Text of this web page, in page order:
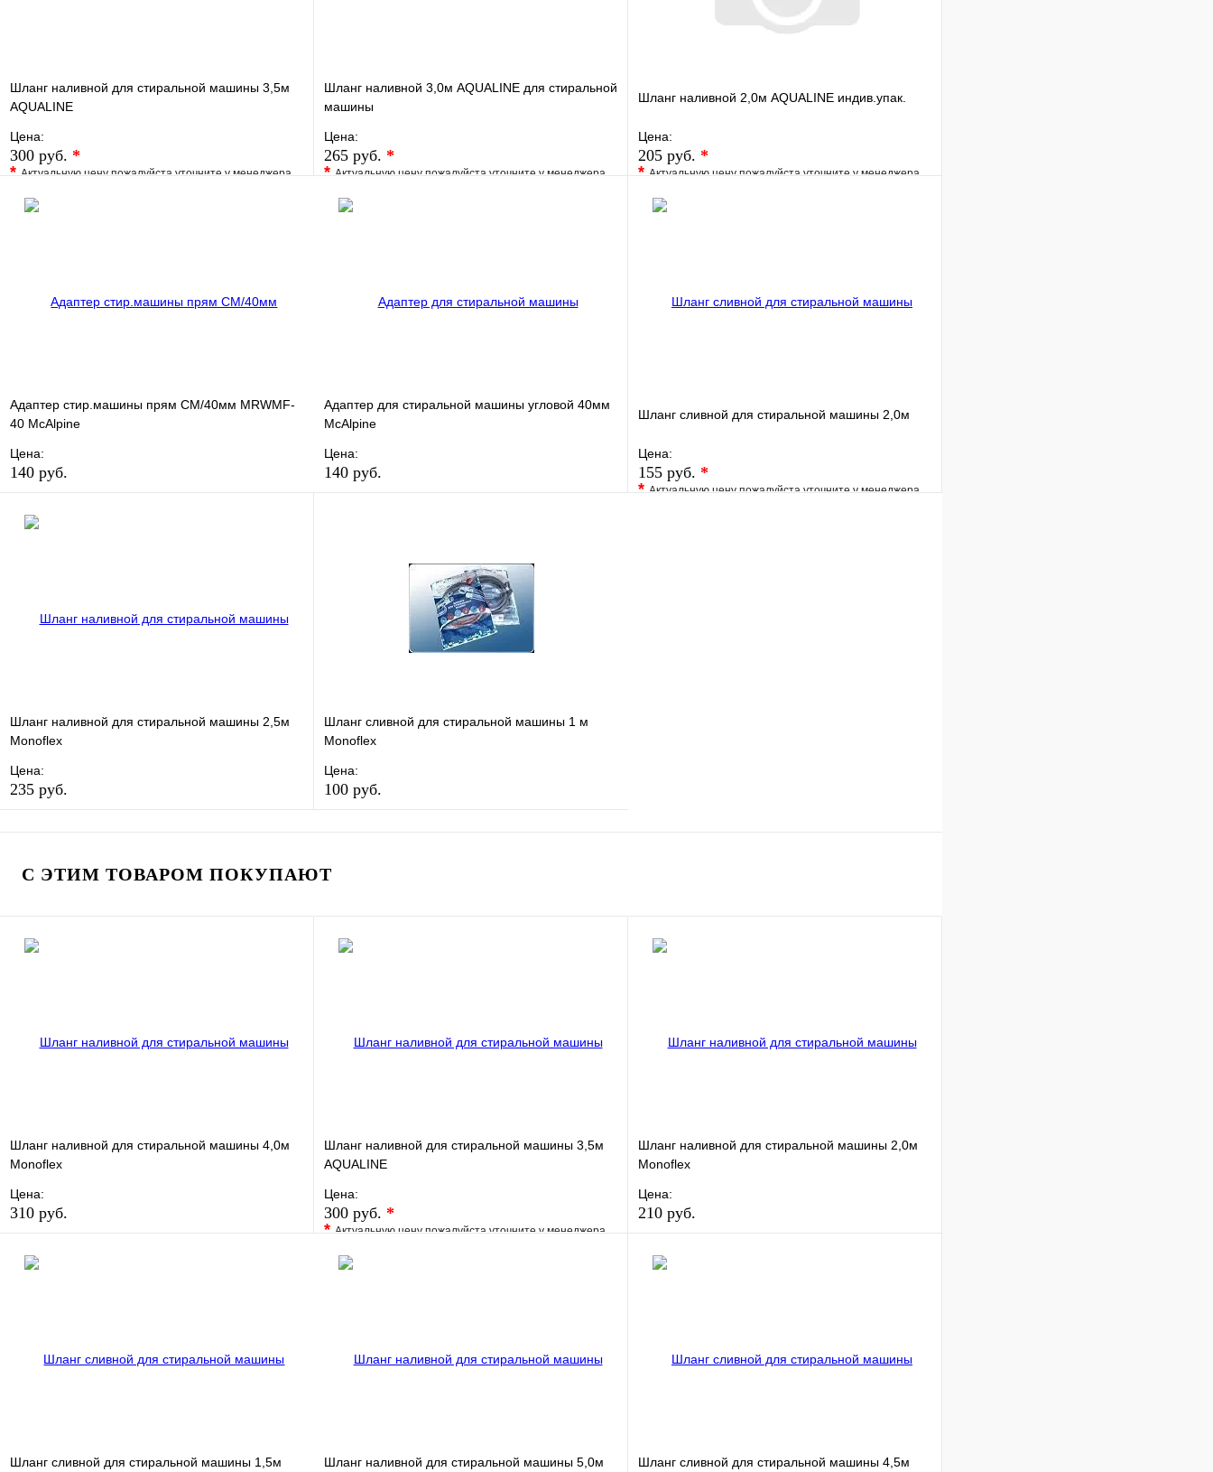
Шланг наливной для стиральной машины 3,5м
AQUALINE
Цена:
300 руб. *
*Актуальную цену пожалуйста уточните у менеджера
В избранное
Шланг наливной 3,0м AQUALINE для стиральной
машины
Цена:
265 руб. *
*Актуальную цену пожалуйста уточните у менеджера
В избранное
Шланг наливной 2,0м AQUALINE индив.упак.
Цена:
205 руб. *
*Актуальную цену пожалуйста уточните у менеджера
В избранное
Адаптер стир.машины прям СМ/40мм MRWMF-
40 McAlpine
Цена:
140 руб.
Купить в 1 клик
Адаптер для стиральной машины угловой 40мм
McAlpine
Цена:
140 руб.
В корзину
Шланг сливной для стиральной машины 2,0м
Цена:
155 руб. *
*Актуальную цену пожалуйста уточните у менеджера
Шланг наливной для стиральной машины 2,5м
Monoflex
Цена:
235 руб.
Шланг сливной для стиральной машины 1 м
Monoflex
Цена:
100 руб.
С ЭТИМ ТОВАРОМ ПОКУПАЮТ
Шланг наливной для стиральной машины 4,0м
Monoflex
Цена:
310 руб.
Купить в 1 клик
Шланг наливной для стиральной машины 3,5м
AQUALINE
Цена:
300 руб. *
*Актуальную цену пожалуйста уточните у менеджера
В избранное
Шланг наливной для стиральной машины 2,0м
Monoflex
Цена:
210 руб.
Купить в 1 клик
Шланг сливной для стиральной машины 1,5м
Шланг наливной для стиральной машины 5,0м
Шланг сливной для стиральной машины 4,5м